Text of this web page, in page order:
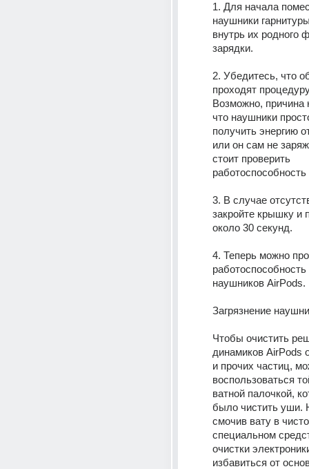
1. Для начала
наушники
внутрь их родного
зарядки.
2. Убедитесь, что
проходят
Возможно, причина
что наушники
получить энергию
или он сам не
стоит проверить
3. В случае
закройте крышку и
около 30 секунд.
4. Теперь можно
наушников AirPods.
Загрязнение
Чтобы очистить
динамиков AirPods
и прочих частиц,
воспользоваться
ватной палочкой,
было чистить уши.
смочив вату в
специальном
очистки
избавиться от